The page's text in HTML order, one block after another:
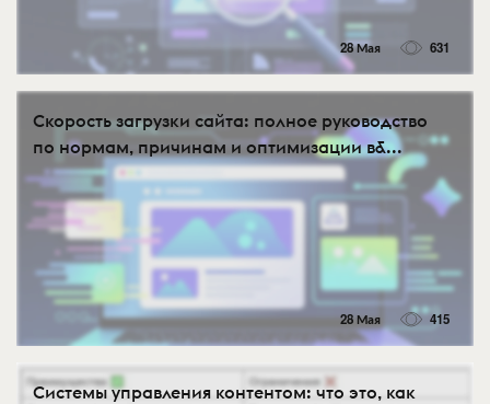
28 Мая 631
Скорость загрузки сайта: полное руководство
по нормам, причинам и оптимизации в&...
28 Мая 415
Системы управления контентом: что это, как